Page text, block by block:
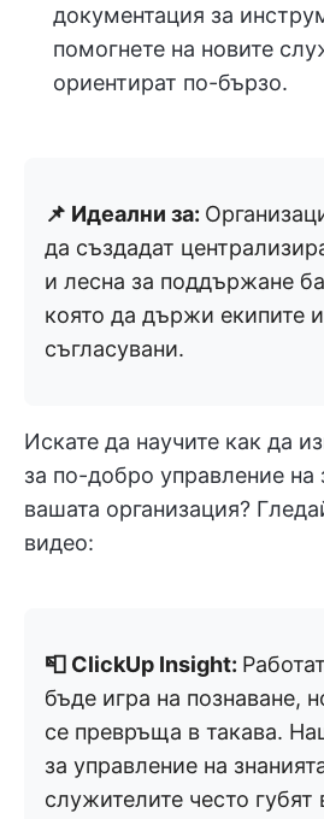
документация за
помогнете на новите
ориентират по-бързо.
📌 Идеални за:
да създадат
и лесна за поддържане
която да държи екипите
съгласувани.
Искате да научите как да
за по-добро управление на
вашата организация?
видео:
📮 ClickUp Insight:
бъде игра на познаване,
се превръща в такава.
за управление на
служителите често губят